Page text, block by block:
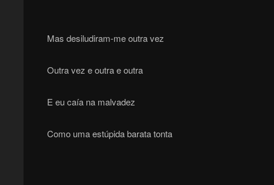
Mas desiludiram-me outra vez
Outra vez e outra e outra
E eu caía na malvadez
Como uma estúpida barata tonta